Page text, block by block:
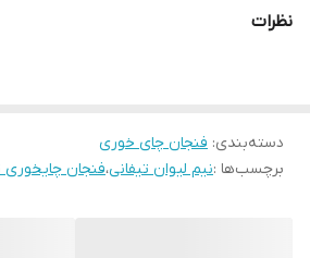
نظرات
دسته‌بندی: فنجان چای خوری
برچسب‌ها :نیم لیوان تیفانی،فنجان چایخوری